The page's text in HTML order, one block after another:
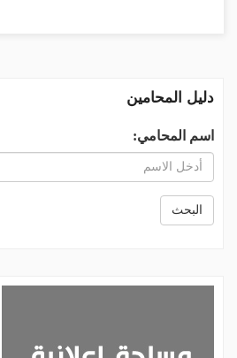
دليل المحامين
اسم المحامي:
البحث